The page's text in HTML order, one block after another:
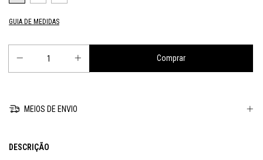
GUIA DE MEDIDAS
MEIOS DE ENVIO
DESCRIÇÃO